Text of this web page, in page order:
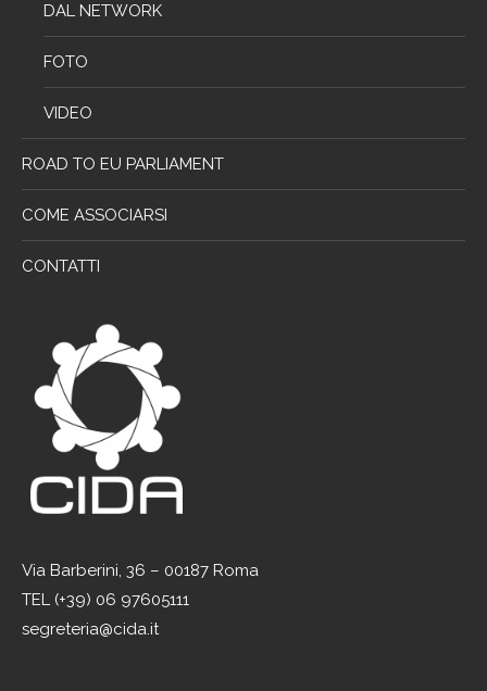
DAL NETWORK
FOTO
VIDEO
ROAD TO EU PARLIAMENT
COME ASSOCIARSI
CONTATTI
Via Barberini, 36 – 00187 Roma
TEL (+39) 06 97605111
segreteria@cida.it